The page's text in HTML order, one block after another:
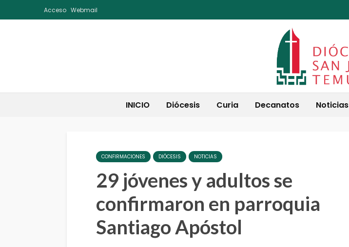
Acceso Webmail
INICIO Diócesis Curia Decanatos Noticias
CONFIRMACIONES DIÓCESIS NOTICIAS
29 jóvenes y adultos se
confirmaron en parroquia
Santiago Apóstol